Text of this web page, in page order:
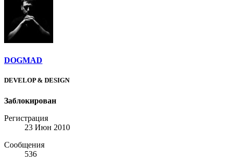
DOGMAD
DEVELOP & DESIGN
Заблокирован
Регистрация
23 Июн 2010
Сообщения
536